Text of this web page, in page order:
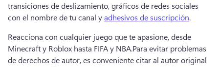
transiciones de deslizamiento, gráficos de redes sociales
con el nombre de tu canal y adhesivos de suscripción.
Reacciona con cualquier juego que te apasione, desde
Minecraft y Roblox hasta FIFA y NBA.Para evitar problemas
de derechos de autor, es conveniente citar al autor original